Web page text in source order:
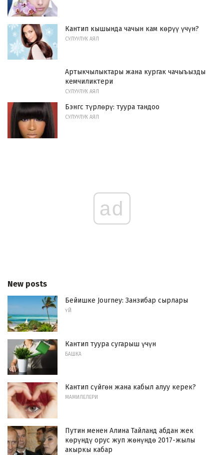
Кантип кышында чачын кам көрүү үчүн?
СУЛУУЛУК АЯЛ
Артыкчылыктары жана кургак чачыъызды
кемчиликтери
СУЛУУЛУК АЯЛ
Бэнгс түрлөрү: туура тандоо
СУЛУУЛУК АЯЛ
ad
New posts
Бейишке Journey: Занзибар сырлары
ҮЙ
Кантип туура сугарыш үчүн
БАШКА
Кантип сүйгөн жана кабыл алуу керек?
МАМИЛЕЛЕРИ
Путин менен Алина Тайланд абдан жек
көрүндү орус жуп жөнүндө 2017-жылы
акыркы кабар